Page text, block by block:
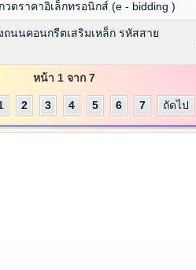
ดราคาอิเล็กทรอนิกส์ (e - bidding )
ถนนคอนกรีตเสริมเหล็ก รหัสสาย
หน้า 1 จาก 7
2 3 4 5 6 7 ถัดไป